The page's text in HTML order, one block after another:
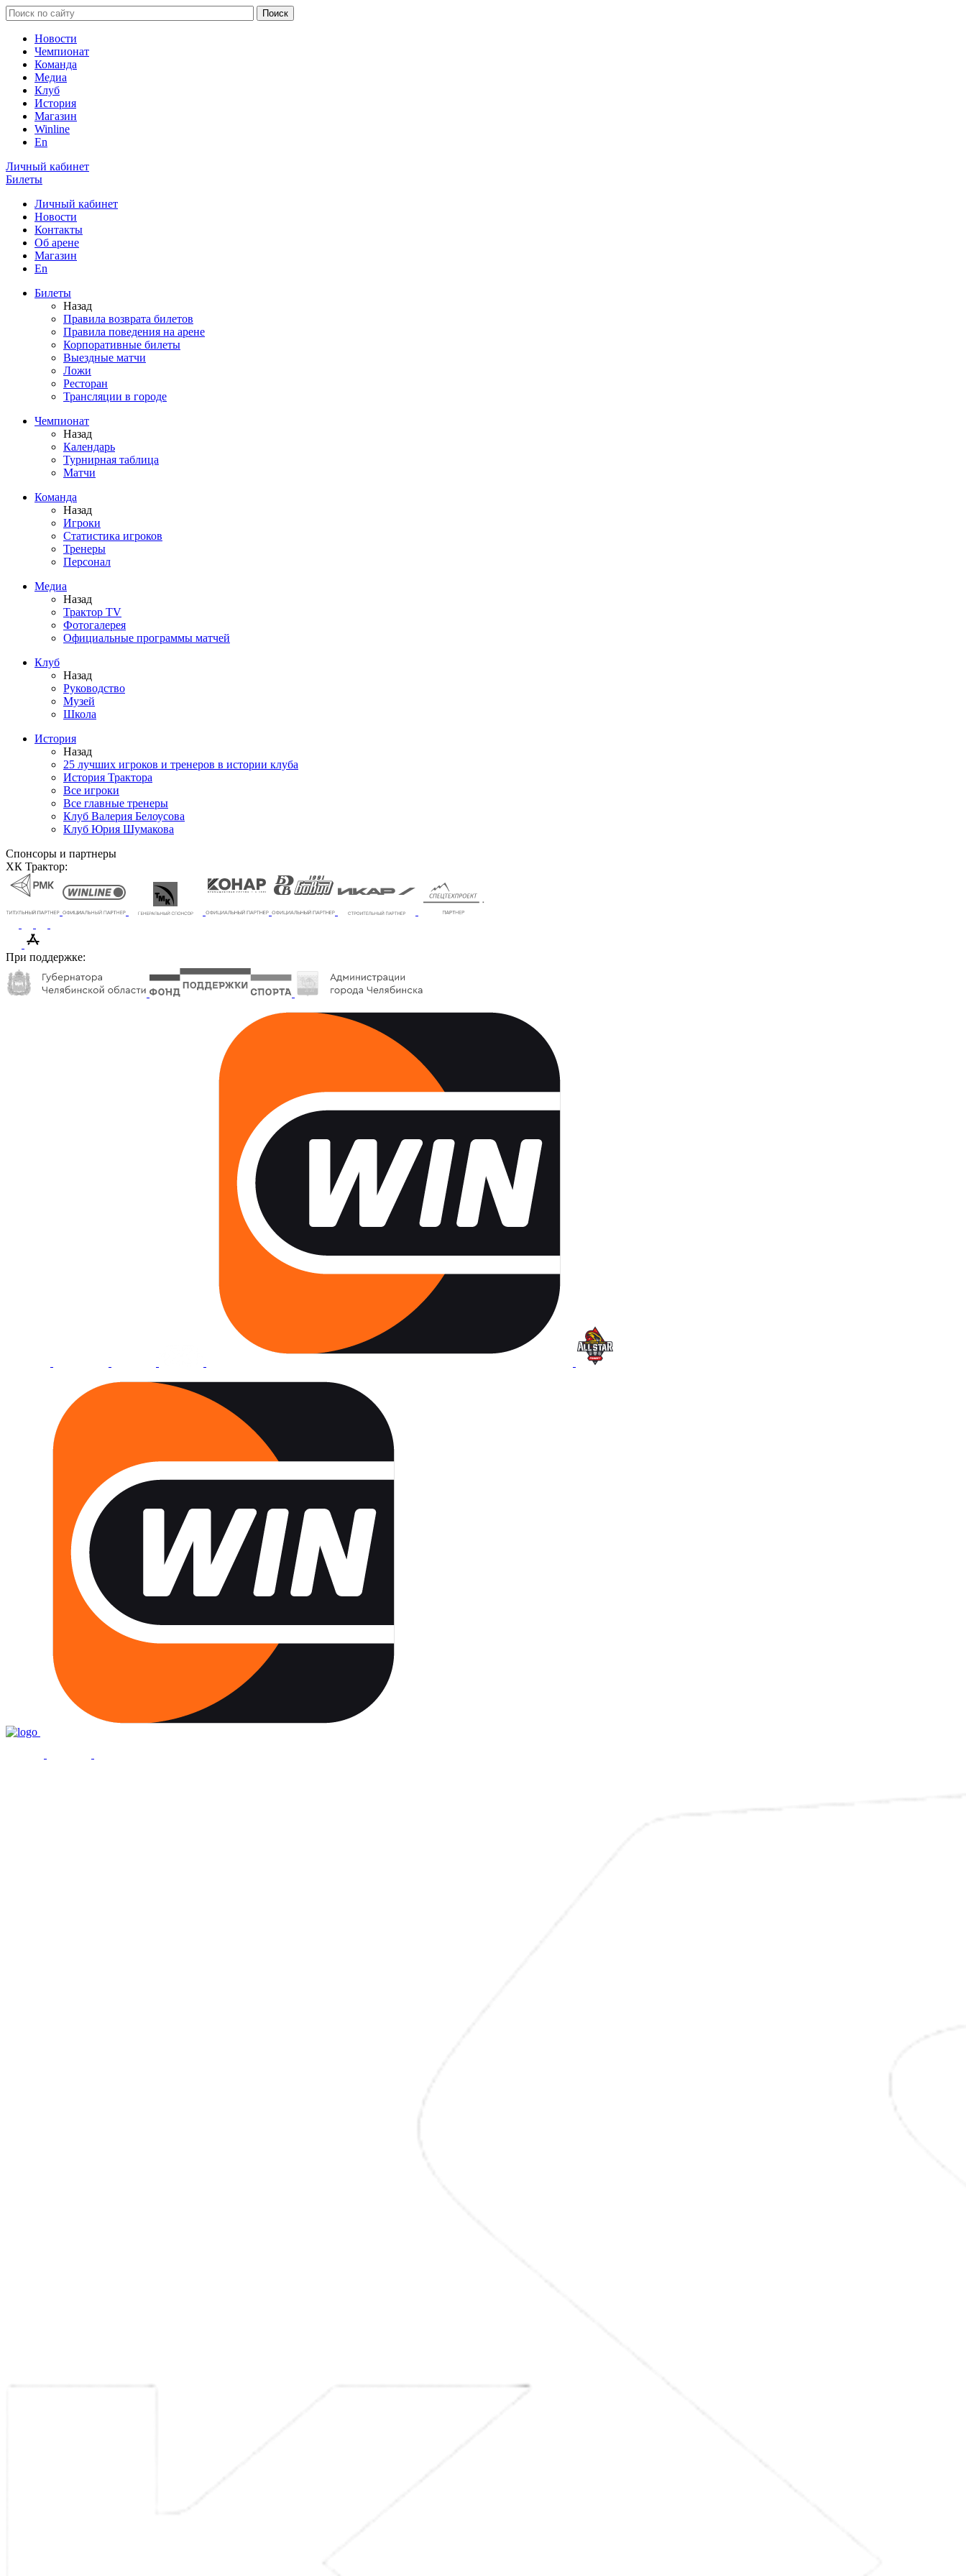
Новости
Чемпионат
Команда
Медиа
Клуб
История
Магазин
Winline
En
Личный кабинет
Билеты
Личный кабинет
Новости
Контакты
Об арене
Магазин
En
Билеты
Назад
Правила возврата билетов
Правила поведения на арене
Корпоративные билеты
Выездные матчи
Ложи
Ресторан
Трансляции в городе
Чемпионат
Назад
Календарь
Турнирная таблица
Матчи
Команда
Назад
Игроки
Статистика игроков
Тренеры
Персонал
Медиа
Назад
Трактор TV
Фотогалерея
Официальные программы матчей
Клуб
Назад
Руководство
Музей
Школа
История
Назад
25 лучших игроков и тренеров в истории клуба
История Трактора
Все игроки
Все главные тренеры
Клуб Валерия Белоусова
Клуб Юрия Шумакова
Спонсоры и партнеры
ХК Трактор:
При поддержке: